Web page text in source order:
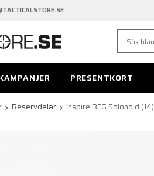
PRESENTKORT
Reservdelar Inspire BFG Solonoid (14)